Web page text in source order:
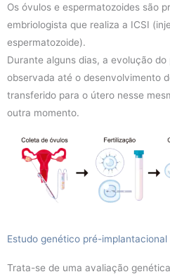
Os óvulos e espermatozoides são
embriologista que realiza a ICSI
espermatozoide).
Durante alguns dias, a evolução
observada até o desenvolvimento
transferido para o útero nesse
outra momento.
Estudo genético pré-implantacional
Trata-se de uma avaliação